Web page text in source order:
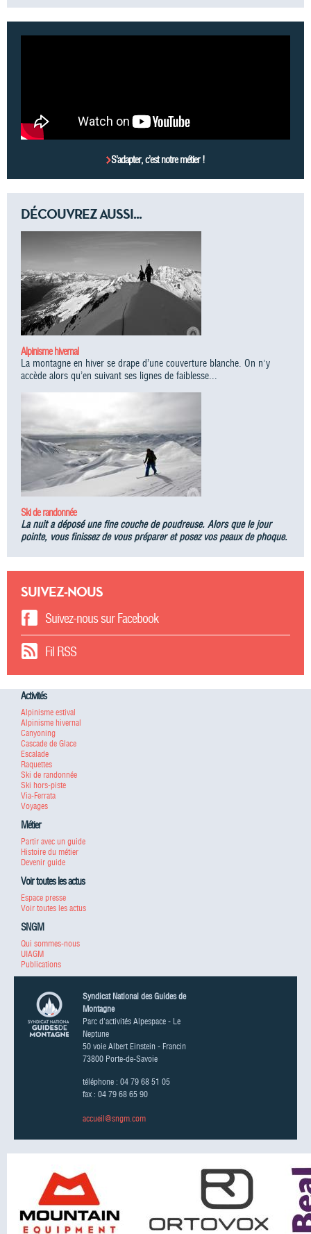
S’adapter, c’est notre métier !
DÉCOUVREZ AUSSI...
Alpinisme hivernal
La montagne en hiver se drape d’une couverture blanche. On n'y
accède alors qu’en suivant ses lignes de faiblesse...
Ski de randonnée
La nuit a déposé une fine couche de poudreuse. Alors que le jour
pointe, vous finissez de vous préparer et posez vos peaux de phoque.
SUIVEZ-NOUS
Suivez-nous sur Facebook
Fil RSS
Activités
Alpinisme estival
Alpinisme hivernal
Canyoning
Cascade de Glace
Escalade
Raquettes
Ski de randonnée
Ski hors-piste
Via-Ferrata
Voyages
Métier
Partir avec un guide
Histoire du métier
Devenir guide
Voir toutes les actus
Espace presse
Voir toutes les actus
SNGM
Qui sommes-nous
UIAGM
Publications
Syndicat National des Guides de
Montagne
Parc d'activités Alpespace - Le
Neptune
50 voie Albert Einstein - Francin
73800 Porte-de-Savoie
téléphone : 04 79 68 51 05
fax : 04 79 68 65 90
accueil@sngm.com